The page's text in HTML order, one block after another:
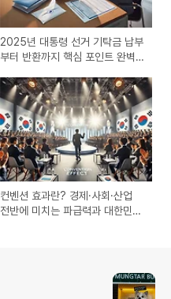
2025년 대통령 선거 기탁금 납부
부터 반환까지 핵심 포인트 완벽
컨벤션 효과란? 경제·사회·산업
전반에 미치는 파급력과 대한민국